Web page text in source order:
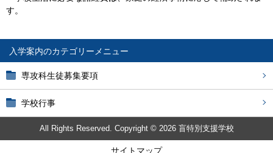
入学案内
専攻科生徒募集要項
学校行事
す。
All Rights Reserved. Copyright © 2026 盲特別支援学校
サイトマップ